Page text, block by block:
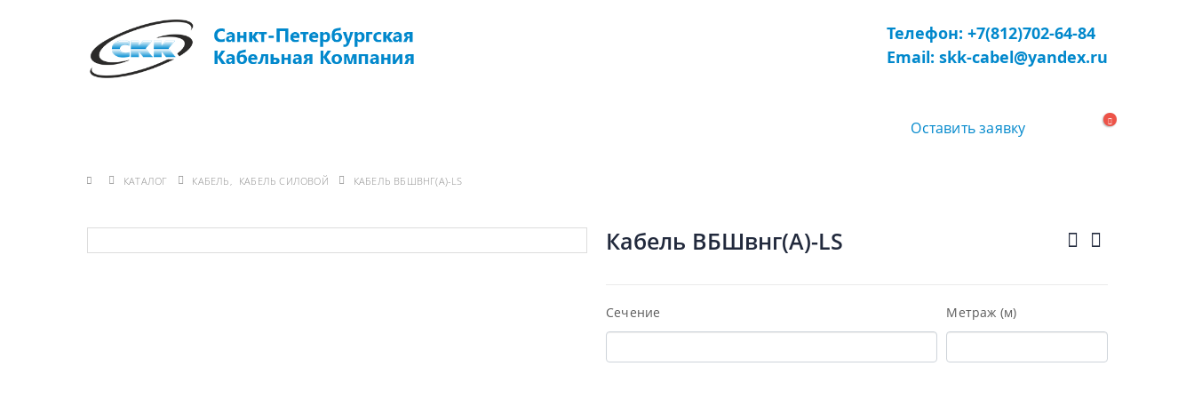
Телефон: +7(812)702-64-84
Email: skk-cabel@yandex.ru
Оставить заявку
КАТАЛОГ КАБЕЛЬ , КАБЕЛЬ СИЛОВОЙ КАБЕЛЬ ВБШВНГ(А)-LS
Кабель ВБШвнг(А)-LS
Сечение Метраж (м)